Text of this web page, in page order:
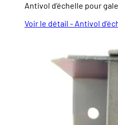
Antivol d’échelle pour
Voir le détail - Antivol